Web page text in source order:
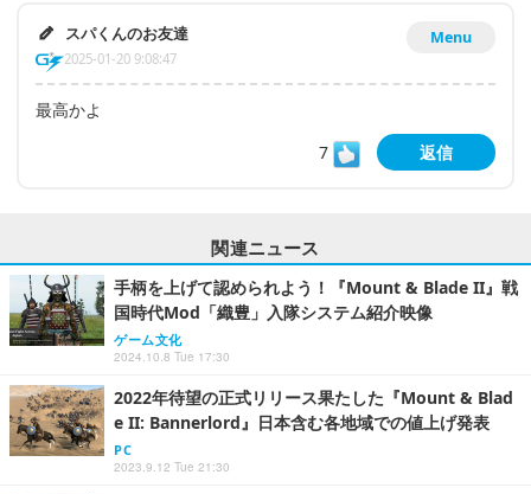
Menu
スパくんのお友達
2025-01-20 9:08:47
最高かよ
7
返信
関連ニュース
手柄を上げて認められよう！『Mount & Blade II』戦
国時代Mod「織豊」入隊システム紹介映像
ゲーム文化
2024.10.8 Tue 17:30
2022年待望の正式リリース果たした『Mount & Blad
e II: Bannerlord』日本含む各地域での値上げ発表
PC
2023.9.12 Tue 21:30